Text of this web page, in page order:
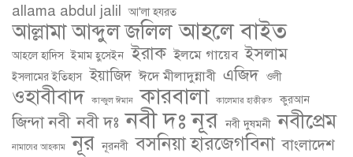
allama abdul jalil আ'লা হযরত
আল্লামা আব্দুল জলিল আহলে বাইত
আহলে হাদিস ইমাম হুসেইন ইরাক ইলমে গায়েব ইসলাম
ইসলামের ইতিহাস ইয়াজিদ ঈদে মীলাদুন্নাবী এজিদ ওলী
ওহাবীবাদ কান্জুল ঈমান কারবালা কালেমার হাক্বীক্বত কুরআন
জিন্দা নবী নবী দঃ নবী দঃ নূর নবী দুষমনী নবীপ্রেম
নামাযের আহকাম নূর নূরনবী বসনিয়া হারজেগবিনা বাংলাদেশ